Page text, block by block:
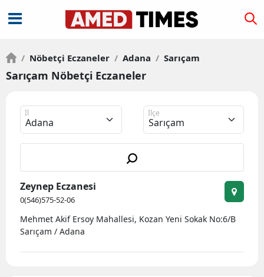
/ Nöbetçi Eczaneler / Adana / Sarıçam
Sarıçam Nöbetçi Eczaneler
İl İlçe
Zeynep Eczanesi
0(546)575-52-06
Mehmet Akif Ersoy Mahallesi, Kozan Yeni Sokak No:6/B
Sarıçam / Adana